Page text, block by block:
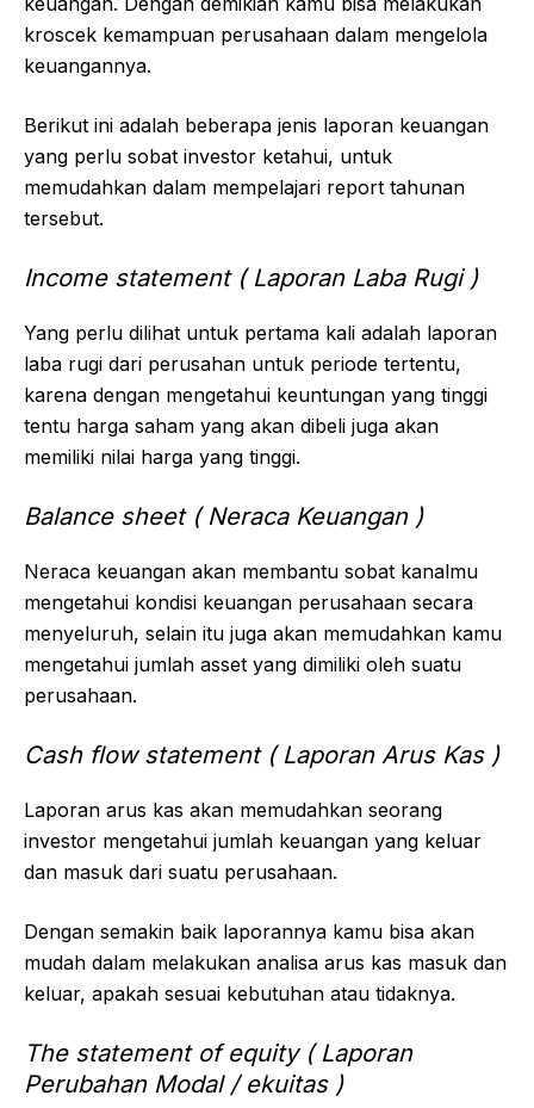
kroscek kemampuan perusahaan dalam mengelola
keuangannya.
Berikut ini adalah beberapa jenis laporan keuangan
yang perlu sobat investor ketahui, untuk
memudahkan dalam mempelajari report tahunan
tersebut.
Income statement ( Laporan Laba Rugi )
Yang perlu dilihat untuk pertama kali adalah laporan
laba rugi dari perusahan untuk periode tertentu,
karena dengan mengetahui keuntungan yang tinggi
tentu harga saham yang akan dibeli juga akan
memiliki nilai harga yang tinggi.
Balance sheet ( Neraca Keuangan )
Neraca keuangan akan membantu sobat kanalmu
mengetahui kondisi keuangan perusahaan secara
menyeluruh, selain itu juga akan memudahkan kamu
mengetahui jumlah asset yang dimiliki oleh suatu
perusahaan.
Cash flow statement ( Laporan Arus Kas )
Laporan arus kas akan memudahkan seorang
investor mengetahui jumlah keuangan yang keluar
dan masuk dari suatu perusahaan.
Dengan semakin baik laporannya kamu bisa akan
mudah dalam melakukan analisa arus kas masuk dan
keluar, apakah sesuai kebutuhan atau tidaknya.
The statement of equity ( Laporan
Perubahan Modal / ekuitas )